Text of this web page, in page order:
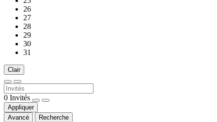
26
27
28
29
30
31
Clair
0 Invités
Appliquer
Avancé
Recherche